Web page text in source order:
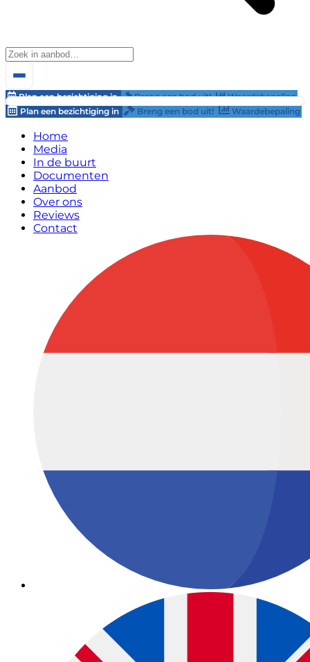
Plan een bezichtiging in Breng een bod uit!
Waardebepaling
Plan een bezichtiging in
Breng een bod uit! Waardebepaling
Home
Media
In de buurt
Documenten
Aanbod
Over ons
Reviews
Contact